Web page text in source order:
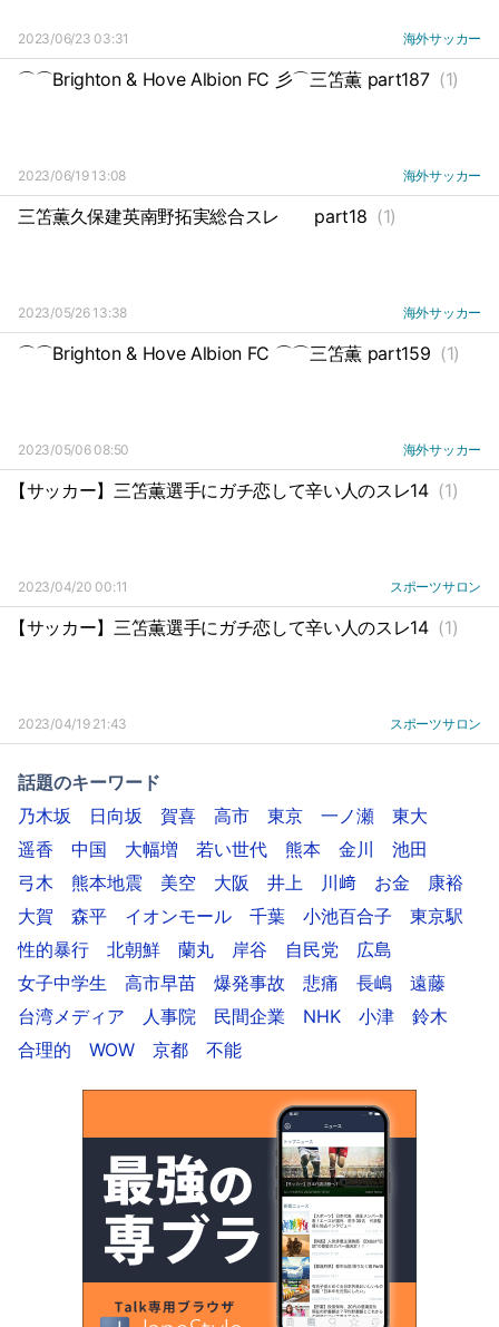
2023/06/23 03:31 海外サッカー
⌒⌒Brighton & Hove Albion FC 彡⌒三笘薫 part187 (1)
2023/06/19 13:08 海外サッカー
三笘薫久保建英南野拓実総合スレ part18 (1)
2023/05/26 13:38 海外サッカー
⌒⌒Brighton & Hove Albion FC ⌒⌒三笘薫 part159 (1)
2023/05/06 08:50 海外サッカー
【サッカー】三笘薫選手にガチ恋して辛い人のスレ14 (1)
2023/04/20 00:11 スポーツサロン
【サッカー】三笘薫選手にガチ恋して辛い人のスレ14 (1)
2023/04/19 21:43 スポーツサロン
話題のキーワード
乃木坂
日向坂 賀喜 高市 東京 一ノ瀬
東大
遥香
中国 大幅増 若い世代 熊本 金川
池田
弓木
熊本地震 美空 大阪 井上 川﨑 お金
康裕
大賀
森平 イオンモール 千葉 小池百合子
東京駅
性的暴行
北朝鮮 蘭丸 岸谷 自民党
広島
女子中学生
高市早苗 爆発事故 悲痛 長嶋
遠藤
台湾メディア
人事院 民間企業 NHK 小津
鈴木
合理的
WOW 京都 不能